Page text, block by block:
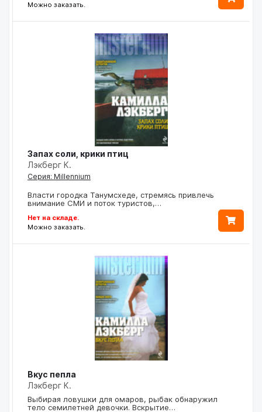
Можно заказать.
Запах соли, крики птиц
Лэкберг К.
Серия: Millennium
Власти городка Танумсхеде, стремясь привлечь
внимание СМИ и поток туристов,…
Нет на складе.
Можно заказать.
Вкус пепла
Лэкберг К.
Выбирая ловушки для омаров, рыбак обнаружил
тело семилетней девочки. Вскрытие…